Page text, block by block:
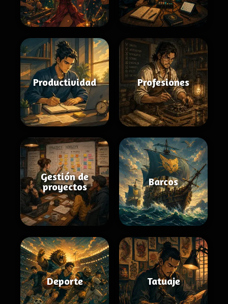
Productividad Profesiones
Gestión de
proyectos
Barcos
Deporte Tatuaje